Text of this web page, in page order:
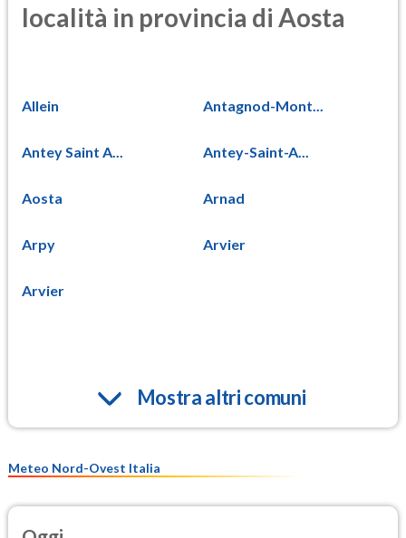
località in provincia di Aosta
Allein Antagnod-Mont...
Antey Saint A... Antey-Saint-A...
Aosta Arnad
Arpy Arvier
Arvier
Mostra altri comuni
Meteo Nord-Ovest Italia